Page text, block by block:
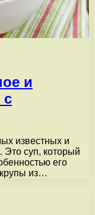
и
с
известных и
Это суп, который
его
из…